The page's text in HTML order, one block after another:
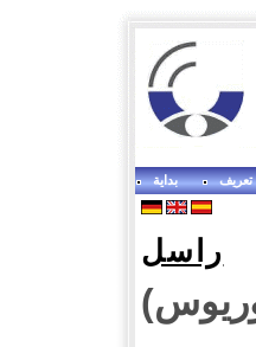
بداية تعريف
راسل
)